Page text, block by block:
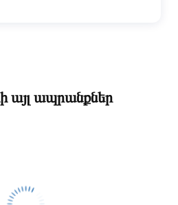
այլ ապրանքներ